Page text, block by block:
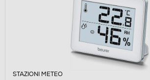
STAZIONI METEO